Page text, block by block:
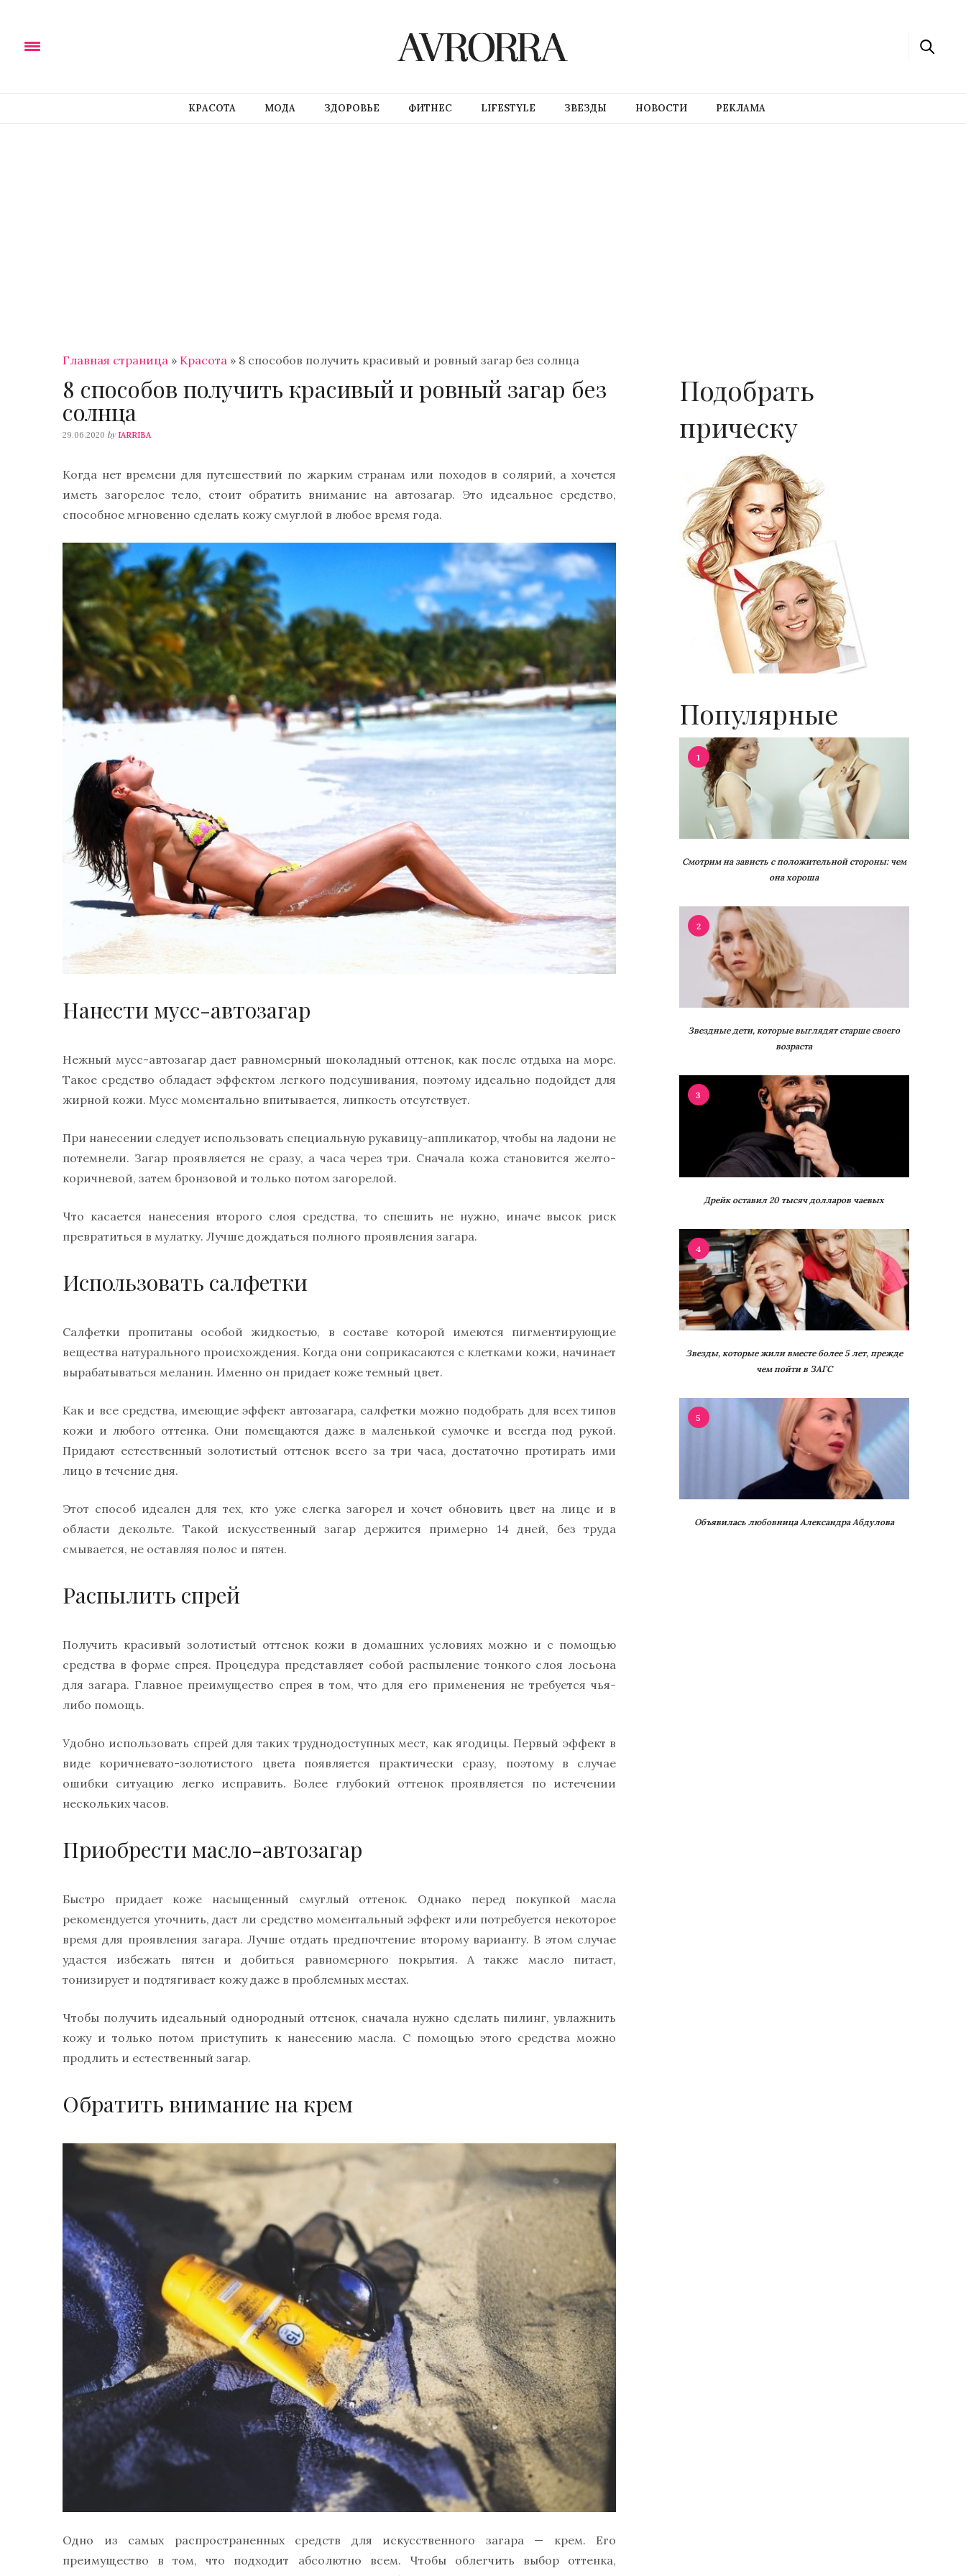
КРАСОТА МОДА ЗДОРОВЬЕ ФИТНЕС LIFESTYLE ЗВЕЗДЫ НОВОСТИ РЕКЛАМА
Главная страница » Красота » 8 способов получить красивый и ровный загар без солнца
8 способов получить красивый и ровный загар без
солнца
29.06.2020 by IARRIBA
Когда нет времени для путешествий по жарким странам или походов в солярий, а хочется
иметь загорелое тело, стоит обратить внимание на автозагар. Это идеальное средство,
способное мгновенно сделать кожу смуглой в любое время года.
Нанести мусс-автозагар
Нежный мусс-автозагар дает равномерный шоколадный оттенок, как после отдыха на море.
Такое средство обладает эффектом легкого подсушивания, поэтому идеально подойдет для
жирной кожи. Мусс моментально впитывается, липкость отсутствует.
При нанесении следует использовать специальную рукавицу-аппликатор, чтобы на ладони не
потемнели. Загар проявляется не сразу, а часа через три. Сначала кожа становится желто-
коричневой, затем бронзовой и только потом загорелой.
Что касается нанесения второго слоя средства, то спешить не нужно, иначе высок риск
превратиться в мулатку. Лучше дождаться полного проявления загара.
Использовать салфетки
Салфетки пропитаны особой жидкостью, в составе которой имеются пигментирующие
вещества натурального происхождения. Когда они соприкасаются с клетками кожи, начинает
вырабатываться меланин. Именно он придает коже темный цвет.
Как и все средства, имеющие эффект автозагара, салфетки можно подобрать для всех типов
кожи и любого оттенка. Они помещаются даже в маленькой сумочке и всегда под рукой.
Придают естественный золотистый оттенок всего за три часа, достаточно протирать ими
лицо в течение дня.
Этот способ идеален для тех, кто уже слегка загорел и хочет обновить цвет на лице и в
области декольте. Такой искусственный загар держится примерно 14 дней, без труда
смывается, не оставляя полос и пятен.
Распылить спрей
Получить красивый золотистый оттенок кожи в домашних условиях можно и с помощью
средства в форме спрея. Процедура представляет собой распыление тонкого слоя лосьона
для загара. Главное преимущество спрея в том, что для его применения не требуется чья-
либо помощь.
Удобно использовать спрей для таких труднодоступных мест, как ягодицы. Первый эффект в
виде коричневато-золотистого цвета появляется практически сразу, поэтому в случае
ошибки ситуацию легко исправить. Более глубокий оттенок проявляется по истечении
нескольких часов.
Приобрести масло-автозагар
Быстро придает коже насыщенный смуглый оттенок. Однако перед покупкой масла
рекомендуется уточнить, даст ли средство моментальный эффект или потребуется некоторое
время для проявления загара. Лучше отдать предпочтение второму варианту. В этом случае
удастся избежать пятен и добиться равномерного покрытия. А также масло питает,
тонизирует и подтягивает кожу даже в проблемных местах.
Чтобы получить идеальный однородный оттенок, сначала нужно сделать пилинг, увлажнить
кожу и только потом приступить к нанесению масла. С помощью этого средства можно
продлить и естественный загар.
Обратить внимание на крем
Одно из самых распространенных средств для искусственного загара — крем. Его
преимущество в том, что подходит абсолютно всем. Чтобы облегчить выбор оттенка,
Подобрать
прическу
Популярные
1
Смотрим на зависть с положительной стороны: чем
она хороша
2
Звездные дети, которые выглядят старше своего
возраста
3
Дрейк оставил 20 тысяч долларов чаевых
4
Звезды, которые жили вместе более 5 лет, прежде
чем пойти в ЗАГС
5
Объявилась любовница Александра Абдулова